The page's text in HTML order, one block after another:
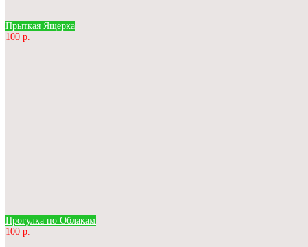
Прыткая Ящерка
100 р.
Прогулка по Облакам
100 р.